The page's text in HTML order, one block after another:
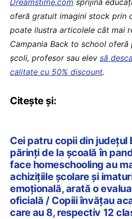
oferă gratuit imagini stock prin
poate ilustra articolele cât mai
Campania Back to school
școli, profesor sau elev să
calitate cu 50% discount.
Citește și:
Cei patru copii din județul
părinți de la școală în
face homeschooling au
achiziţiile şcolare și
emoţională, arată o
oficială / Copiii învățau
care au 8, respectiv 12